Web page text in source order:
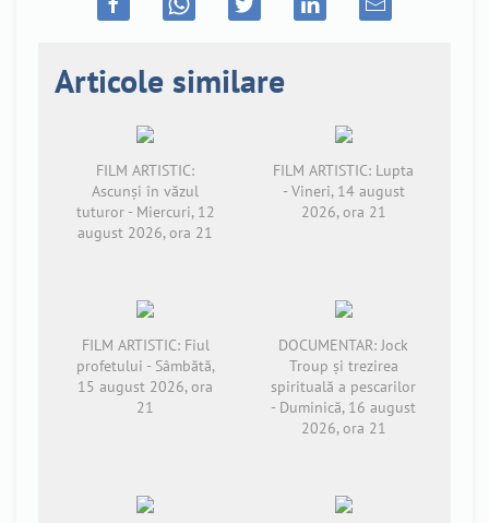
Articole similare
FILM ARTISTIC:
Ascunși în văzul
tuturor - Miercuri, 12
august 2026, ora 21
FILM ARTISTIC: Lupta
- Vineri, 14 august
2026, ora 21
FILM ARTISTIC: Fiul
profetului - Sâmbătă,
15 august 2026, ora
21
DOCUMENTAR: Jock
Troup și trezirea
spirituală a pescarilor
- Duminică, 16 august
2026, ora 21